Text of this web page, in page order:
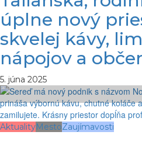
úplne nový
skvelej kávy,
nápojov a
5. júna 2025
AktualityMestoZaujímavosti